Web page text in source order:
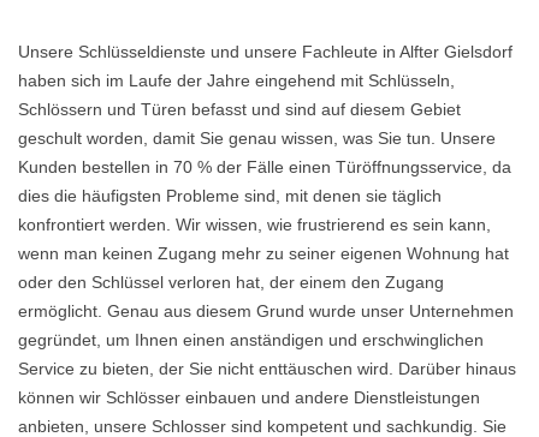
Unsere Schlüsseldienste und unsere Fachleute in Alfter Gielsdorf
haben sich im Laufe der Jahre eingehend mit Schlüsseln,
Schlössern und Türen befasst und sind auf diesem Gebiet
geschult worden, damit Sie genau wissen, was Sie tun. Unsere
Kunden bestellen in 70 % der Fälle einen Türöffnungsservice, da
dies die häufigsten Probleme sind, mit denen sie täglich
konfrontiert werden. Wir wissen, wie frustrierend es sein kann,
wenn man keinen Zugang mehr zu seiner eigenen Wohnung hat
oder den Schlüssel verloren hat, der einem den Zugang
ermöglicht. Genau aus diesem Grund wurde unser Unternehmen
gegründet, um Ihnen einen anständigen und erschwinglichen
Service zu bieten, der Sie nicht enttäuschen wird. Darüber hinaus
können wir Schlösser einbauen und andere Dienstleistungen
anbieten, unsere Schlosser sind kompetent und sachkundig. Sie